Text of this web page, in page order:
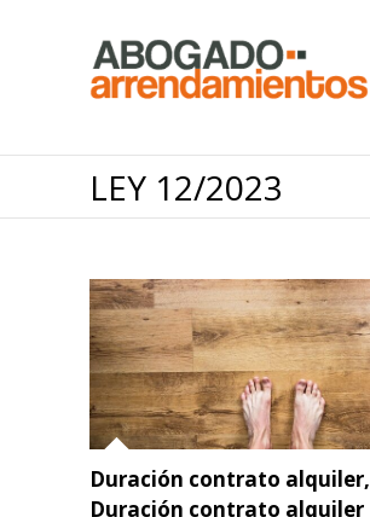
LEY 12/2023
Duración contrato alquiler,
Duración contrato alquiler